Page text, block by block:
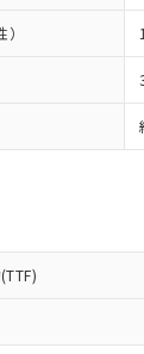
承諾なく第三者
ようお願いしま
ーツ機能（部品
をご利用いただ
ーズにご登録さ
に必要な範囲で
ください。
共同利用者とは
利用に関して"
り替え状況な
ことがあります
。
有証明書（当社
ることを示しま
常の使用状況下
えいし、環境
数を意味します
認です。当社販
さい。
、上記1、2およ
に通知します。
および販売に係
出するおそれが
をいたしません。
受注生産機種、ま
情報を公開してい